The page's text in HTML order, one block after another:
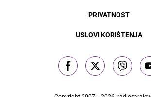
PRIVATNOST
USLOVI KORIŠTENJA